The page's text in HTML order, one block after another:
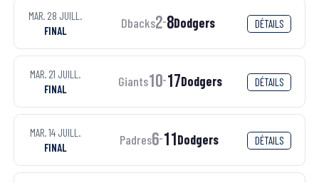
MAR. 28 JUILL.
FINAL
Dbacks2-8Dodgers DÉTAILS
MAR. 21 JUILL.
FINAL
Giants10-17Dodgers DÉTAILS
MAR. 14 JUILL.
FINAL
Padres6-11Dodgers DÉTAILS